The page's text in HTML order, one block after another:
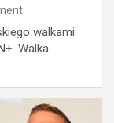
walkami
Walka